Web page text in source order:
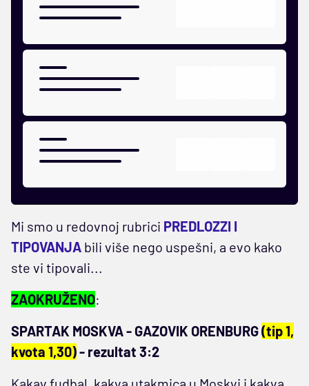
Mi smo u redovnoj rubrici PREDLOZZI I
TIPOVANJA bili više nego uspešni, a evo kako
ste vi tipovali...
ZAOKRUŽENO:
SPARTAK MOSKVA - GAZOVIK ORENBURG(tip 1,
kvota 1,30)- rezultat 3:2